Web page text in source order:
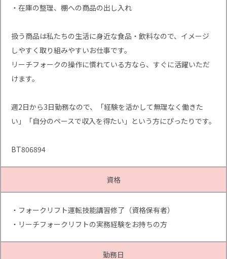
・在庫の整理、棚への商品の出し入れ
扱う商品は私たちの生活に身近な食品・飲料なので、イメージ
しやすく取り組みやすいお仕事です。
リーチフォークの操作に慣れている方なら、すぐに活躍いただ
けます。
週2日から3日勤務なので、「経験を活かして無理なく働きた
い」「自分のペースで収入を得たい」という方にぴったりです。
BT806894
資格
・フォークリフト運転技能講習修了（資格保有者）
・リーチフォークリフトの実務経験をお持ちの方
勤務日